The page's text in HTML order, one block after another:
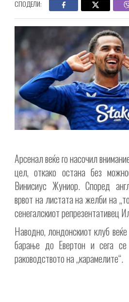
СПОДЕЛИ:
Арсенал веќе го насочил
цел, откако остана без
Винисиус Жуниор. Според
врвот на листата на желби на
сенегалскиот репрезентативец
Наводно, лондонскиот клуб
барање до Евертон и сега се
раководството на „карамелите“.